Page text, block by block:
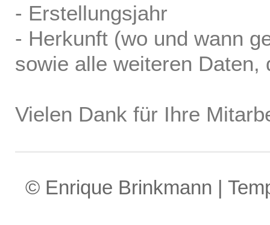
- Erstellungsjahr
- Herkunft (wo und wann
sowie alle weiteren
Vielen Dank für Ihre
© Enrique Brinkmann |